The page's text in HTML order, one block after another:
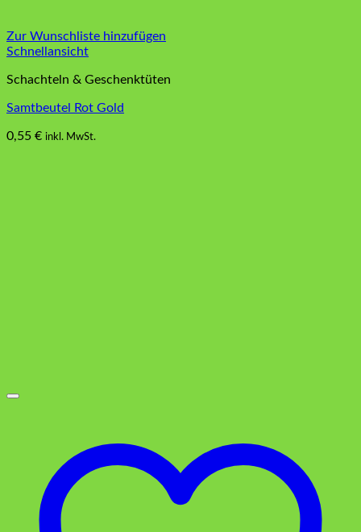
Zur Wunschliste hinzufügen
Schnellansicht
Schachteln & Geschenktüten
Samtbeutel Rot Gold
0,55 € inkl. MwSt.